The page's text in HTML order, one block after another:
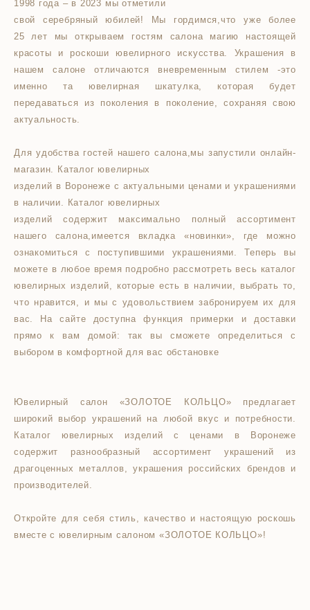
1998 года – в 2023 мы отметили
свой серебряный юбилей! Мы гордимся,что уже более
25 лет мы открываем гостям салона магию настоящей
красоты и роскоши ювелирного искусства. Украшения в
нашем салоне отличаются вневременным стилем -это
именно та ювелирная шкатулка, которая будет
передаваться из поколения в поколение, сохраняя свою
актуальность.
Для удобства гостей нашего салона,мы запустили онлайн-
магазин. Каталог ювелирных
изделий в Воронеже с актуальными ценами и украшениями
в наличии. Каталог ювелирных
изделий содержит максимально полный ассортимент
нашего салона,имеется вкладка «новинки», где можно
ознакомиться с поступившими украшениями. Теперь вы
можете в любое время подробно рассмотреть весь каталог
ювелирных изделий, которые есть в наличии, выбрать то,
что нравится, и мы с удовольствием забронируем их для
вас. На сайте доступна функция примерки и доставки
прямо к вам домой: так вы сможете определиться с
выбором в комфортной для вас обстановке
Ювелирный салон «ЗОЛОТОЕ КОЛЬЦО» предлагает
широкий выбор украшений на любой вкус и потребности.
Каталог ювелирных изделий с ценами в Воронеже
содержит разнообразный ассортимент украшений из
драгоценных металлов, украшения российских брендов и
производителей.
Откройте для себя стиль, качество и настоящую роскошь
вместе с ювелирным салоном «ЗОЛОТОЕ КОЛЬЦО»!